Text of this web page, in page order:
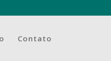
Contato